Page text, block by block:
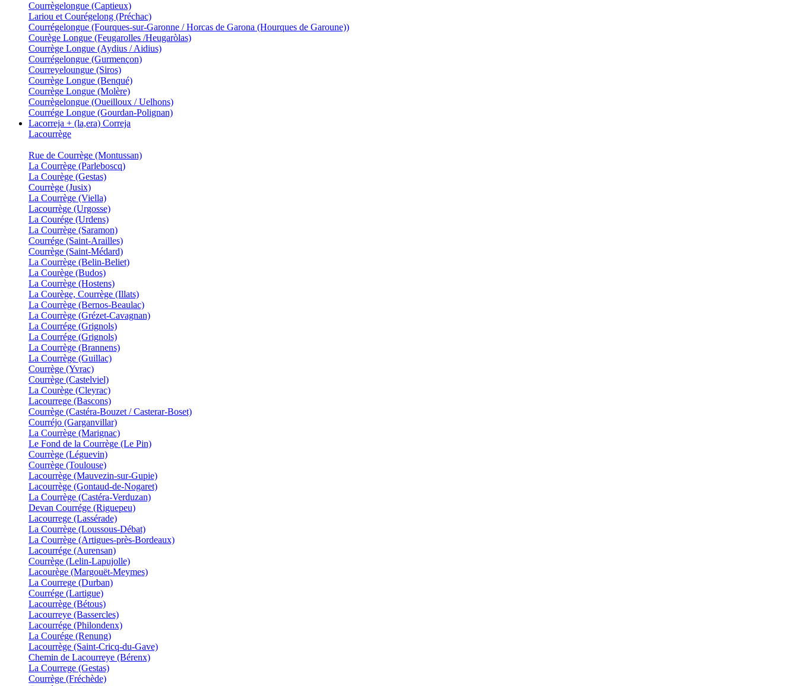
Courrègelongue (Captieux)
Lariou et Courégelong (Préchac)
Courrégelongue (Fourques-sur-Garonne / Horcas de Garona (Hourques de Garoune))
Courège Longue (Feugarolles /Heugaròlas)
Courrège Longue (Aydius / Aidius)
Courrégelongue (Gurmençon)
Courreyeloungue (Siros)
Courrège Longue (Benqué)
Courrège Longue (Molère)
Courrègelongue (Oueilloux / Uelhons)
Courrége Longue (Gourdan-Polignan)
Lacorreja + (la,era) Correja
Lacourrège
Rue de Courrège (Montussan)
La Courrège (Parleboscq)
La Courège (Gestas)
Courrège (Jusix)
La Courrège (Viella)
Lacourrège (Urgosse)
La Courége (Urdens)
La Courrège (Saramon)
Courrége (Saint-Arailles)
Courrège (Saint-Médard)
La Courrège (Belin-Beliet)
La Courège (Budos)
La Courrège (Hostens)
La Courège, Courrège (Illats)
La Courrège (Bernos-Beaulac)
La Courrège (Grézet-Cavagnan)
La Courrége (Grignols)
La Courrége (Grignols)
La Courrège (Brannens)
La Courrège (Guillac)
Courrège (Yvrac)
Courrège (Castelviel)
La Courège (Cleyrac)
Lacourrege (Bascons)
Courrège (Castéra-Bouzet / Casterar-Boset)
Courréjo (Garganvillar)
La Courrège (Marignac)
Le Fond de la Courrège (Le Pin)
Courrège (Léguevin)
Courrège (Toulouse)
Lacourrège (Mauvezin-sur-Gupie)
Lacourrège (Gontaud-de-Nogaret)
La Courrège (Castéra-Verduzan)
Devan Courrége (Riguepeu)
Lacourrege (Lassérade)
La Courrège (Loussous-Débat)
La Courrège (Artigues-près-Bordeaux)
Lacourrége (Aurensan)
Courrège (Lelin-Lapujolle)
Lacourège (Margouët-Meymes)
La Courrege (Durban)
Courrége (Lartigue)
Lacourrège (Bétous)
Lacourreye (Bassercles)
Lacourrége (Philondenx)
La Courége (Renung)
Lacourrège (Saint-Cricq-du-Gave)
Chemin de Lacourreye (Bérenx)
La Courrege (Gestas)
Courrège (Fréchède)